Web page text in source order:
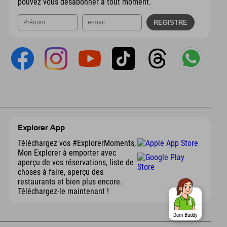
Explorer App
Téléchargez vos #ExplorerMoments,
Mon Explorer à emporter avec
aperçu de vos réservations, liste de
choses à faire, aperçu des
restaurants et bien plus encore.
Téléchargez-le maintenant !
Dein Buddy